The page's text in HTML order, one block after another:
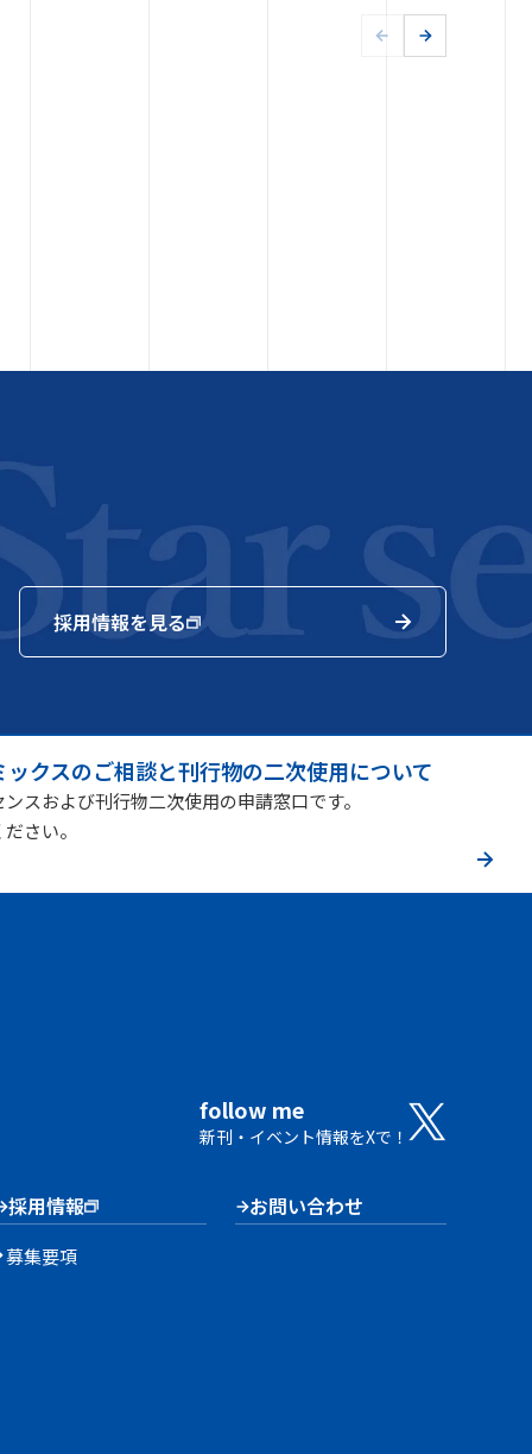
採用情報を見る
クスのご相談と刊行物の二次使用について
スおよび刊行物二次使用の申請窓口です。
さい。
follow me
新刊・イベント情報をXで！
採用情報
募集要項
お問い合わせ